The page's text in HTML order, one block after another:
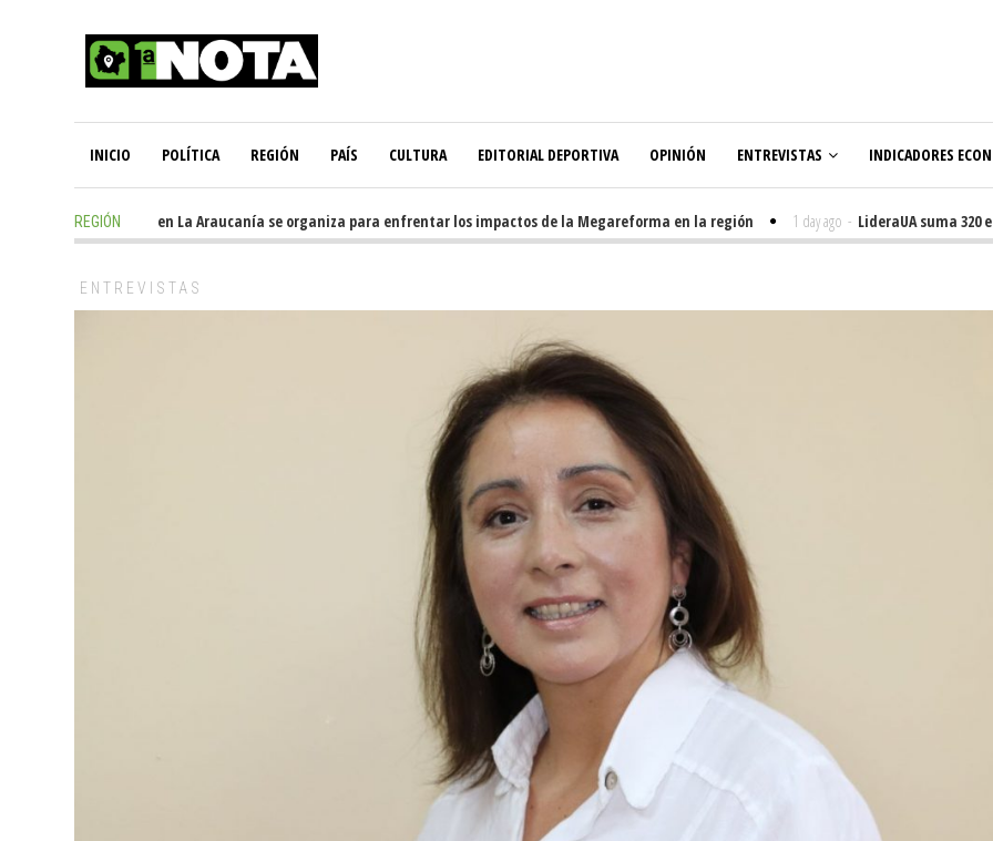
INICIO POLÍTICA REGIÓN PAÍS CULTURA EDITORIAL DEPORTIVA OPINIÓN ENTREVISTAS INDICADORES
REGIÓN
Oposición en La Araucanía se organiza para enfrentar los impactos de la Megareforma en la región 1 day ago - LideraUA suma 320
ENTREVISTAS